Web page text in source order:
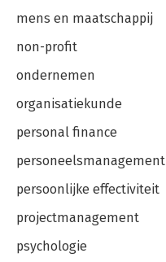
mens en maatschappij
non-profit
ondernemen
organisatiekunde
personal finance
personeelsmanagement
persoonlijke effectiviteit
projectmanagement
psychologie